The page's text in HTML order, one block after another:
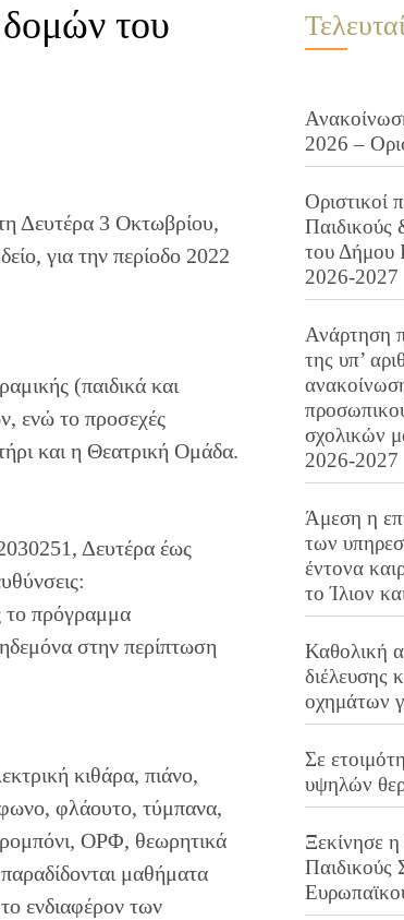
δομών του
Δευτέρα 3 Οκτωβρίου,
για την περίοδο 2022
(παιδικά και
ενώ το προσεχές
και η Θεατρική Ομάδα.
Δευτέρα έως
το πρόγραμμα
στην περίπτωση
κιθάρα, πιάνο,
φλάουτο, τύμπανα,
ΟΡΦ, θεωρητικά
μαθήματα
ενδιαφέρον των
2026 –
Οριστικοί
Παιδικούς
του Δήμου
2026-2027
Ανάρτηση
της υπ’
σχολικών
2026-2027
Άμεση η
των
έντονα
το Ίλιον
Καθολική
διέλευσης
οχημάτων
Σε
υψηλών
Ξεκίνησε
Παιδικούς